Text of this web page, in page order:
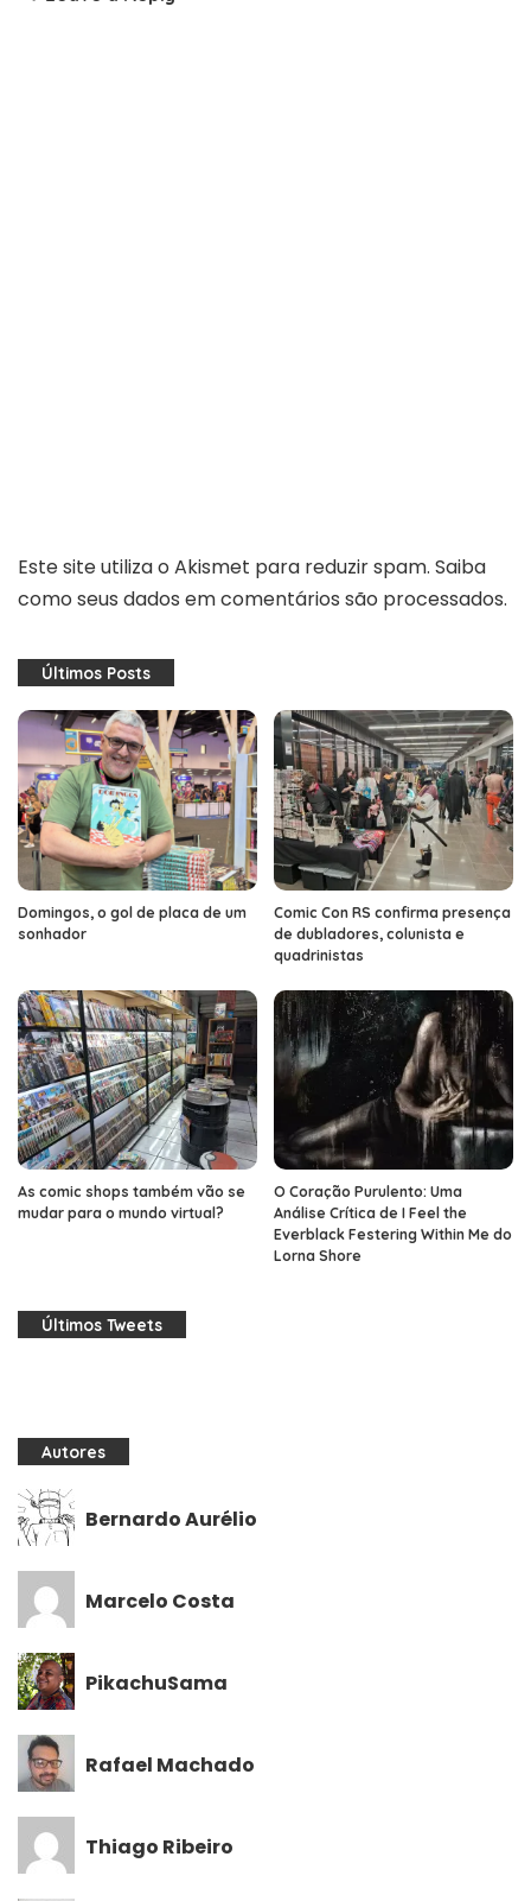
Este site utiliza o Akismet para reduzir spam. Saiba
como seus dados em comentários são processados.
Últimos Posts
Domingos, o gol de placa de um
sonhador
Comic Con RS confirma presença
de dubladores, colunista e
quadrinistas
As comic shops também vão se
mudar para o mundo virtual?
O Coração Purulento: Uma
Análise Crítica de I Feel the
Everblack Festering Within Me do
Lorna Shore
Últimos Tweets
Autores
Bernardo Aurélio
Marcelo Costa
PikachuSama
Rafael Machado
Thiago Ribeiro